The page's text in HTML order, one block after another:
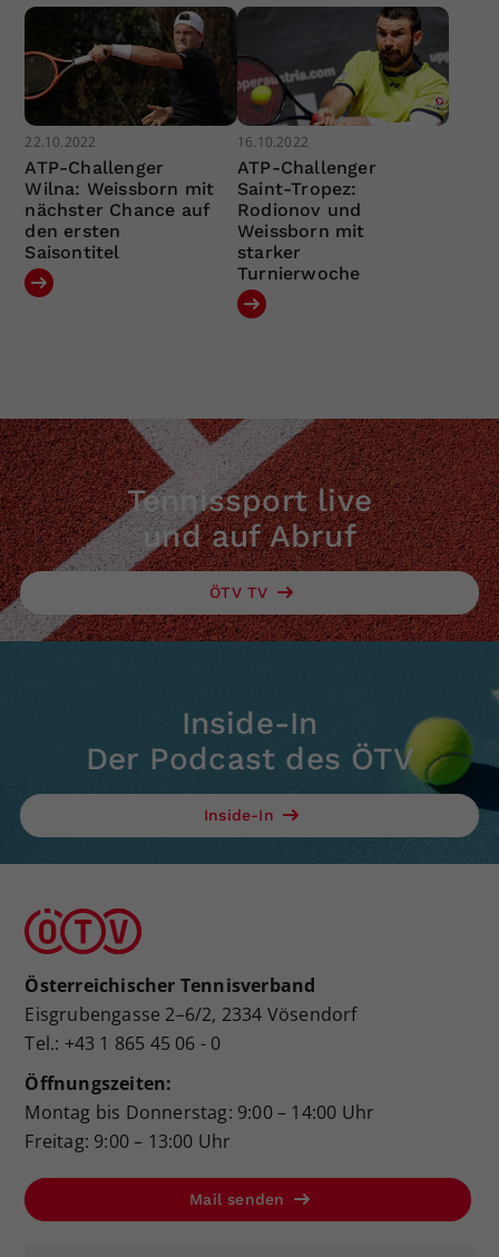
22.10.2022
ATP-Challenger
Wilna: Weissborn mit
nächster Chance auf
den ersten
Saisontitel
16.10.2022
ATP-Challenger
Saint-Tropez:
Rodionov und
Weissborn mit
starker
Turnierwoche
Tennissport live
und auf Abruf
ÖTV TV
Inside-In
Der Podcast des ÖTV
Inside-In
Österreichischer Tennisverband
Eisgrubengasse 2–6/2, 2334 Vösendorf
Tel.: +43 1 865 45 06 - 0
Öffnungszeiten:
Montag bis Donnerstag: 9:00 – 14:00 Uhr
Freitag: 9:00 – 13:00 Uhr
Mail senden